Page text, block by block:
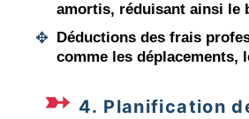
amortis, réduisant ainsi le
Déductions des frais
comme les déplacements,
4. Planification